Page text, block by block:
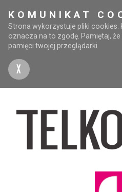
KOMUNIKAT
Strona wykorzystuje pliki cookies.
oznacza na to zgodę. Pamiętaj,
pamięci twojej przeglądarki.
X